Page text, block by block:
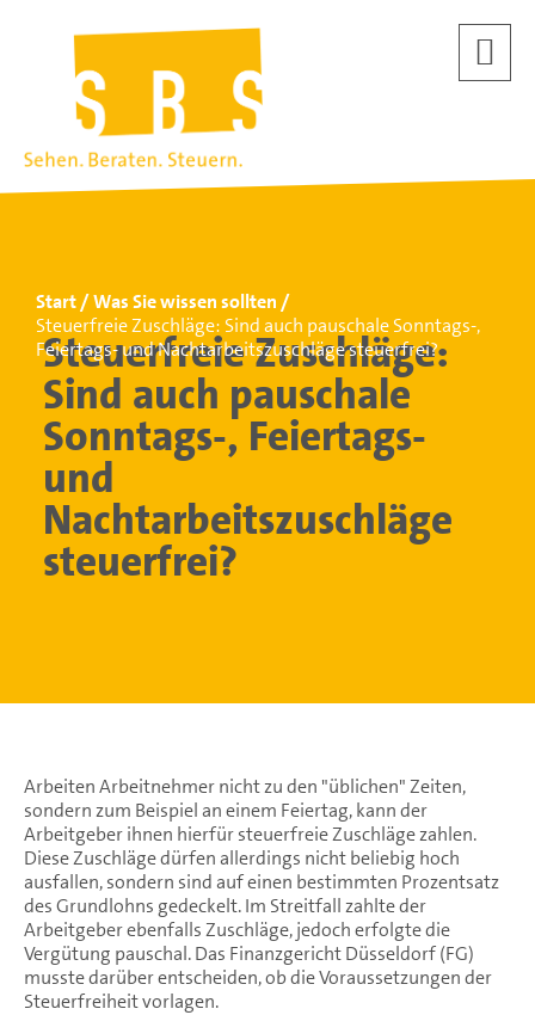
Start
Was Sie wissen sollten
Steuerfreie Zuschläge: Sind auch pauschale Sonntags-,
Feiertags- und Nachtarbeitszuschläge steuerfrei?
Steuerfreie Zuschläge:
Sind auch pauschale
Sonntags-, Feiertags-
und
Nachtarbeitszuschläge
steuerfrei?
Arbeiten Arbeitnehmer nicht zu den "üblichen" Zeiten,
sondern zum Beispiel an einem Feiertag, kann der
Arbeitgeber ihnen hierfür steuerfreie Zuschläge zahlen.
Diese Zuschläge dürfen allerdings nicht beliebig hoch
ausfallen, sondern sind auf einen bestimmten Prozentsatz
des Grundlohns gedeckelt. Im Streitfall zahlte der
Arbeitgeber ebenfalls Zuschläge, jedoch erfolgte die
Vergütung pauschal. Das Finanzgericht Düsseldorf (FG)
musste darüber entscheiden, ob die Voraussetzungen der
Steuerfreiheit vorlagen.